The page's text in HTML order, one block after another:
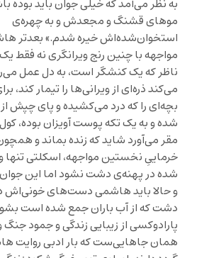
به نظر می‌آمد که خیلی جوان باید بوده
موهای قشنگ و مجعدش و به چهره‌ی
استخوان‌شده‌اش خیره شدم.» بعدتر
مواجهه با چنین رنج ویرانگری نه فقط
ناظر که یک کنشگر است، به دل عمل
می‌کند ذره‌ای از ویرانی‌ها را تیمار
بچه‌ای را که درد می‌کشیده و پای چپش
شده و به یک تکه پوست آویزان بوده،
مقر می‌آورد شاید که زنده بماند و
خرماییِ نخستین مواجهه، اسکلتی تنها
شده در پهنه‌ی دشت نشود اما این
و حالا باید هاشمی دست‌های خونی‌اش
دشت که از آب باران جمع شده است
پارادوکسی از زیبایی زندگی و جمود جنگ
همان جاهایی‌ست که بار ادبی روایت